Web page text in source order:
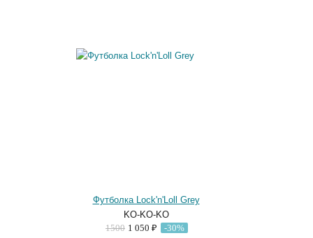
Футболка Lock'n'Loll Grey
KO-KO-KO
1500 1 050 ₽ -30%